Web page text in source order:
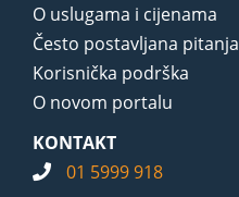
O uslugama i cijenama
Često postavljana pitanja
Korisnička podrška
O novom portalu
KONTAKT
01 5999 918